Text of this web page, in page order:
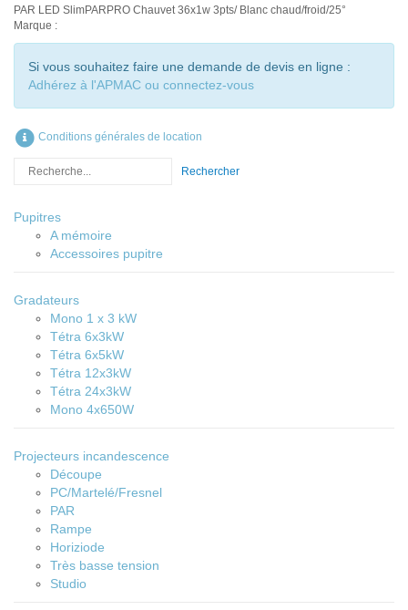
PAR LED SlimPARPRO Chauvet 36x1w 3pts/ Blanc chaud/froid/25°
Marque :
Si vous souhaitez faire une demande de devis en ligne :
Adhérez à l'APMAC ou connectez-vous
Conditions générales de location
Rechercher
Pupitres
A mémoire
Accessoires pupitre
Gradateurs
Mono 1 x 3 kW
Tétra 6x3kW
Tétra 6x5kW
Tétra 12x3kW
Tétra 24x3kW
Mono 4x650W
Projecteurs incandescence
Découpe
PC/Martelé/Fresnel
PAR
Rampe
Horiziode
Très basse tension
Studio